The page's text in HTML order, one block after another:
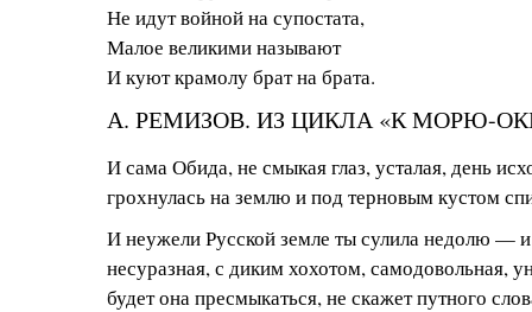
Не идут войной на супостата,
Малое великими называют
И куют крамолу брат на брата.
А. РЕМИЗОВ. ИЗ ЦИКЛА «К МОРЮ-
И сама Обида, не смыкая глаз, усталая, день
грохнулась на землю и под терновым кустом
И неужели Русской земле ты сулила недолю — и
несуразная, с диким хохотом, самодовольная,
будет она пресмыкаться, не скажет путного